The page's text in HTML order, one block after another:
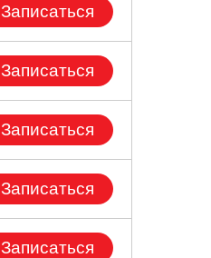
Записаться
Записаться
Записаться
Записаться
Записаться